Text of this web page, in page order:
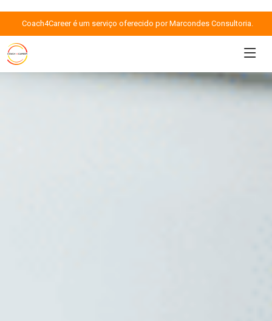
Coach4Career é um serviço oferecido por Marcondes Consultoria.